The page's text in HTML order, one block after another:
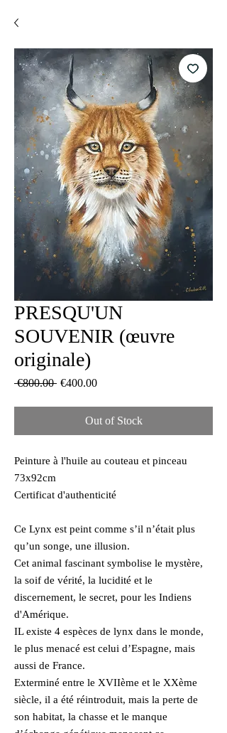
PRESQU'UN
SOUVENIR (œuvre
originale)
€800.00 Regular
€400.00Sale
Out of Stock
Peinture à l'huile au couteau et pinceau
73x92cm
Certificat d'authenticité
Ce Lynx est peint comme s’il n’était plus
qu’un songe, une illusion.
Cet animal fascinant symbolise le mystère,
la soif de vérité, la lucidité et le
discernement, le secret, pour les Indiens
d'Amérique.
IL existe 4 espèces de lynx dans le monde,
le plus menacé est celui d’Espagne, mais
aussi de France.
Exterminé entre le XVIIème et le XXème
siècle, il a été réintroduit, mais la perte de
son habitat, la chasse et le manque